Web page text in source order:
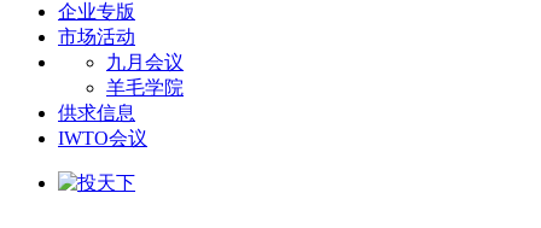
企业专版
市场活动
九月会议
羊毛学院
供求信息
IWTO会议